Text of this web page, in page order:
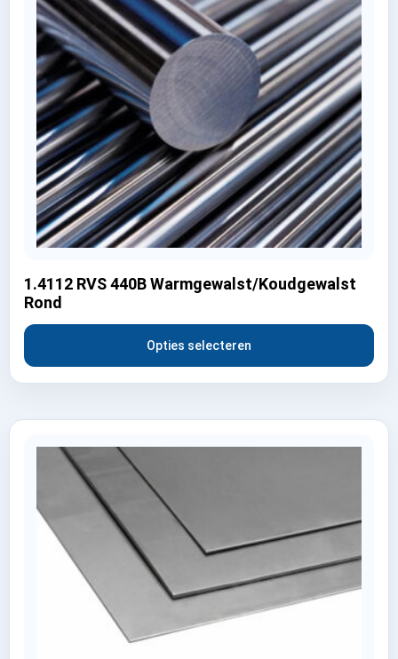
1.4112 RVS 440B Warmgewalst/Koudgewalst
Rond
Opties selecteren